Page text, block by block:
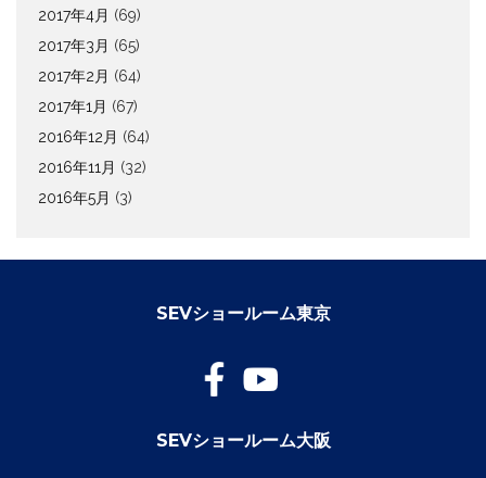
2017年4月 (69)
2017年3月 (65)
2017年2月 (64)
2017年1月 (67)
2016年12月 (64)
2016年11月 (32)
2016年5月 (3)
SEVショールーム東京
SEVショールーム大阪